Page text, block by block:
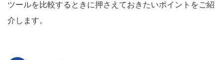
ツールを比較するときに押さえておきたいポイントをご紹
介します。